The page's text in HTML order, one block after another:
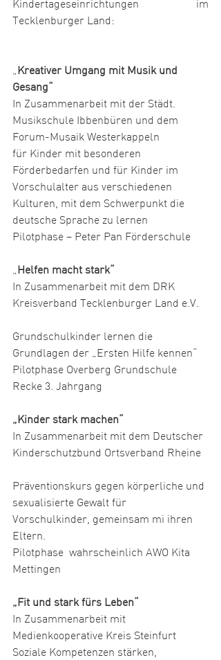
Kindertageseinrichtungen im
Tecklenburger Land:
„Kreativer Umgang mit Musik und
Gesang“
In Zusammenarbeit mit der Städt.
Musikschule Ibbenbüren und dem
Forum-Musaik Westerkappeln
für Kinder mit besonderen
Förderbedarfen und für Kinder im
Vorschulalter aus verschiedenen
Kulturen, mit dem Schwerpunkt die
deutsche Sprache zu lernen
Pilotphase – Peter Pan Förderschule
„Helfen macht stark“
In Zusammenarbeit mit dem DRK
Kreisverband Tecklenburger Land e.V.
Grundschulkinder lernen die
Grundlagen der „Ersten Hilfe kennen“
Pilotphase Overberg Grundschule
Recke 3. Jahrgang
„Kinder stark machen“
In Zusammenarbeit mit dem Deutscher
Kinderschutzbund Ortsverband Rheine
Präventionskurs gegen körperliche und
sexualisierte Gewalt für
Vorschulkinder, gemeinsam mi ihren
Eltern.
Pilotphase  wahrscheinlich AWO Kita
Mettingen
„Fit und stark fürs Leben“
In Zusammenarbeit mit
Medienkooperative Kreis Steinfurt
Soziale Kompetenzen stärken,